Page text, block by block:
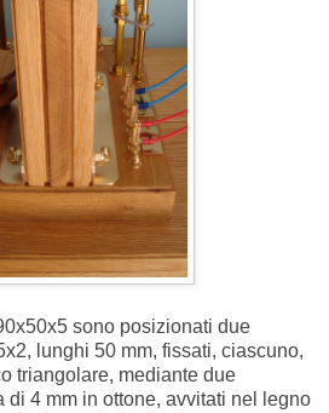
sono posizionati due
lunghi 50 mm, fissati, ciascuno,
triangolare, mediante due
di 4 mm in ottone, avvitati nel legno